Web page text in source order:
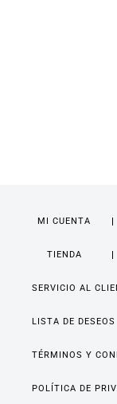
MI CUENTA
TIENDA
SERVICIO AL
LISTA DE DESEOS
TÉRMINOS Y
POLÍTICA DE